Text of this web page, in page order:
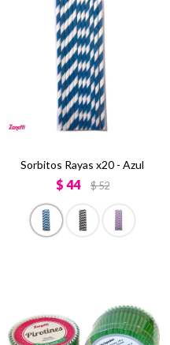
Sorbitos Rayas x20 - Azul
$ 44 $52